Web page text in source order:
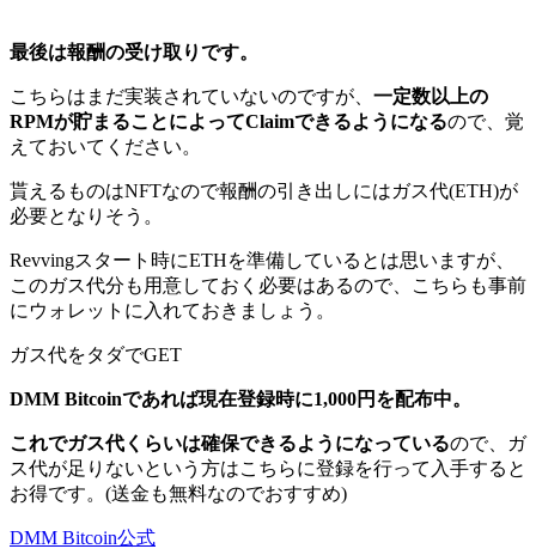
最後は報酬の受け取りです。
こちらはまだ実装されていないのですが、 一定数以上の
RPMが貯まることによってClaimできるようになるので、覚
えておいてください。
貰えるものはNFTなので報酬の引き出しにはガス代(ETH)が
必要となりそう。
Revvingスタート時にETHを準備しているとは思いますが、
このガス代分も用意しておく必要はあるので、こちらも事前
にウォレットに入れておきましょう。
ガス代をタダでGET
DMM Bitcoinであれば現在登録時に1,000円を配布中。
これでガス代くらいは確保できるようになっているので、ガ
ス代が足りないという方はこちらに登録を行って入手すると
お得です。(送金も無料なのでおすすめ)
DMM Bitcoin公式